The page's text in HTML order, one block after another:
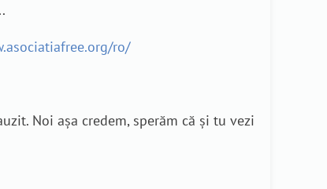
ro/
Noi așa credem, sperăm că și tu vezi